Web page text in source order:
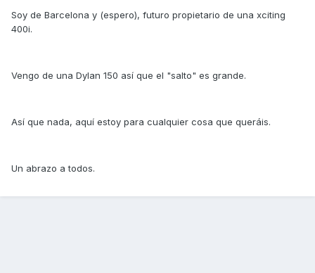
Soy de Barcelona y (espero), futuro propietario de una xciting
400i.
Vengo de una Dylan 150 así que el "salto" es grande.
Así que nada, aquí estoy para cualquier cosa que queráis.
Un abrazo a todos.